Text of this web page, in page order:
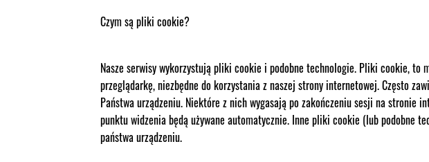
Czym są pliki cookie?
Nasze serwisy wykorzystują pliki cookie i podobne technologie. Pliki cookie, to
przeglądarkę, niezbędne do korzystania z naszej strony internetowej. Często
Państwa urządzeniu. Niektóre z nich wygasają po zakończeniu sesji na stronie
punktu widzenia będą używane automatycznie. Inne pliki cookie (lub podobne
państwa urządzeniu.